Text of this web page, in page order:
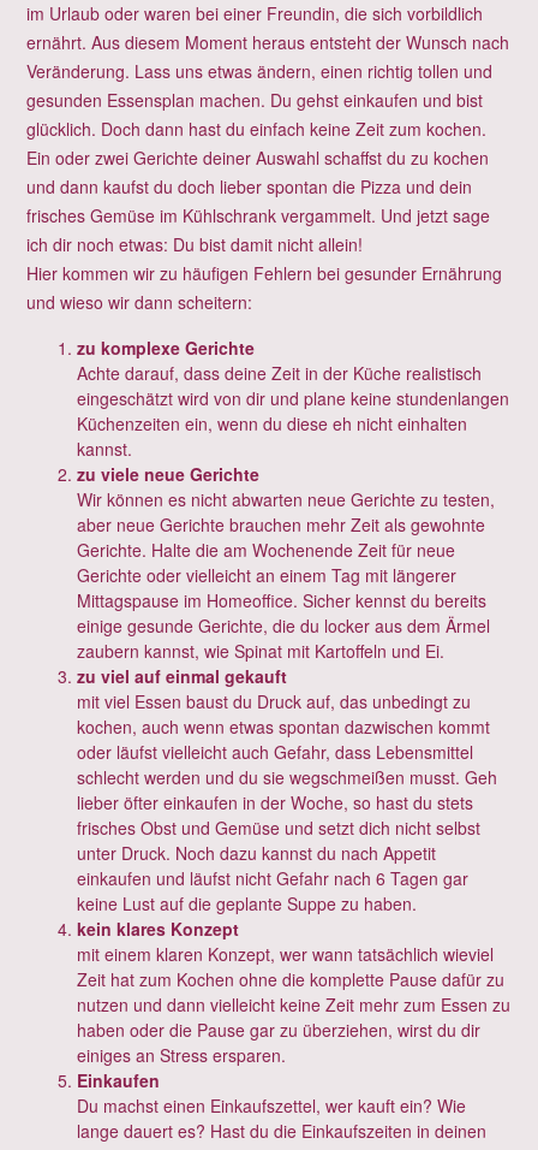
im Urlaub oder waren bei einer Freundin, die sich vorbildlich
ernährt. Aus diesem Moment heraus entsteht der Wunsch nach
Veränderung. Lass uns etwas ändern, einen richtig tollen und
gesunden Essensplan machen. Du gehst einkaufen und bist
glücklich. Doch dann hast du einfach keine Zeit zum kochen.
Ein oder zwei Gerichte deiner Auswahl schaffst du zu kochen
und dann kaufst du doch lieber spontan die Pizza und dein
frisches Gemüse im Kühlschrank vergammelt. Und jetzt sage
ich dir noch etwas: Du bist damit nicht allein!
Hier kommen wir zu häufigen Fehlern bei gesunder Ernährung
und wieso wir dann scheitern:
zu komplexe Gerichte
Achte darauf, dass deine Zeit in der Küche realistisch
eingeschätzt wird von dir und plane keine stundenlangen
Küchenzeiten ein, wenn du diese eh nicht einhalten
kannst.
zu viele neue Gerichte
Wir können es nicht abwarten neue Gerichte zu testen,
aber neue Gerichte brauchen mehr Zeit als gewohnte
Gerichte. Halte die am Wochenende Zeit für neue
Gerichte oder vielleicht an einem Tag mit längerer
Mittagspause im Homeoffice. Sicher kennst du bereits
einige gesunde Gerichte, die du locker aus dem Ärmel
zaubern kannst, wie Spinat mit Kartoffeln und Ei.
zu viel auf einmal gekauft
mit viel Essen baust du Druck auf, das unbedingt zu
kochen, auch wenn etwas spontan dazwischen kommt
oder läufst vielleicht auch Gefahr, dass Lebensmittel
schlecht werden und du sie wegschmeißen musst. Geh
lieber öfter einkaufen in der Woche, so hast du stets
frisches Obst und Gemüse und setzt dich nicht selbst
unter Druck. Noch dazu kannst du nach Appetit
einkaufen und läufst nicht Gefahr nach 6 Tagen gar
keine Lust auf die geplante Suppe zu haben.
kein klares Konzept
mit einem klaren Konzept, wer wann tatsächlich wieviel
Zeit hat zum Kochen ohne die komplette Pause dafür zu
nutzen und dann vielleicht keine Zeit mehr zum Essen zu
haben oder die Pause gar zu überziehen, wirst du dir
einiges an Stress ersparen.
Einkaufen
Du machst einen Einkaufszettel, wer kauft ein? Wie
lange dauert es? Hast du die Einkaufszeiten in deinen